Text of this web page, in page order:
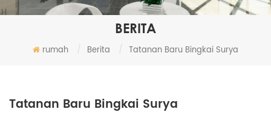
BERITA
rumah / Berita / Tatanan Baru Bingkai Surya
Tatanan Baru Bingkai Surya